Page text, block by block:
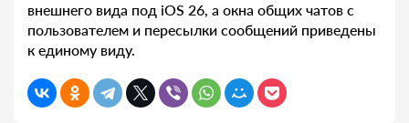
внешнего вида под iOS 26, а окна общих чатов с
пользователем и пересылки сообщений приведены
к единому виду.